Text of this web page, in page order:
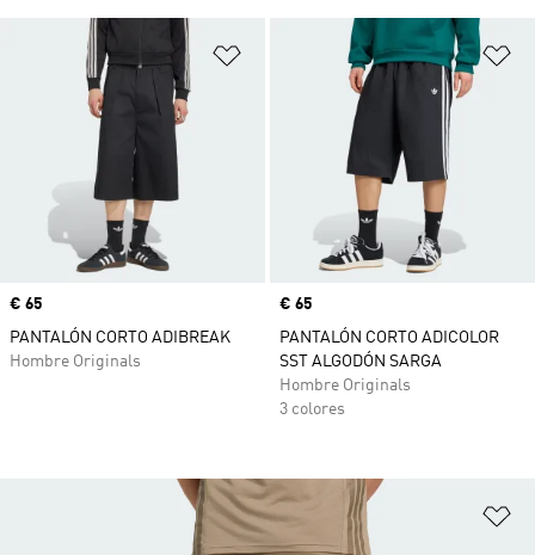
Añadir a la lista de deseos
Precio
€ 65
PANTALÓN CORTO ADIBREAK
Hombre Originals
Precio
€ 65
PANTALÓN CORTO ADICOLOR
SST ALGODÓN SARGA
Hombre Originals
3 colores